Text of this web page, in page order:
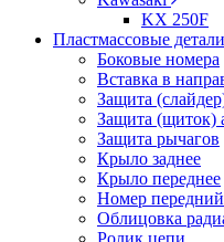
KX 250F
Пластмассовые
Боковые номера
Вставка в
Защита
Защита (щиток)
Защита рычагов
Крыло заднее
Крыло переднее
Номер передний
Облицовка
Ролик цепи